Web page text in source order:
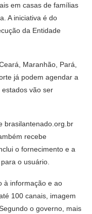
em casas de famílias
A iniciativa é do
da Entidade
Maranhão, Pará,
já podem agendar a
vão ser
brasilantenado.org.br
recebe
o fornecimento e a
o usuário.
à informação e ao
100 canais, imagem
o governo, mais